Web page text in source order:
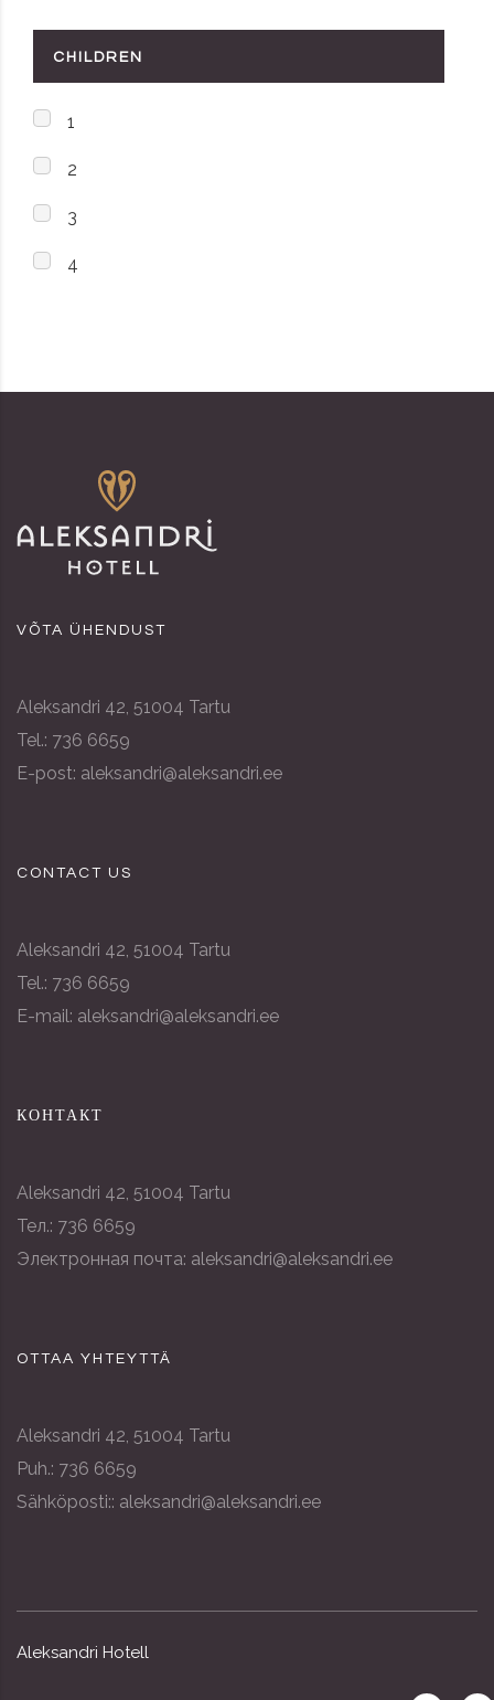
CHILDREN
1
2
3
4
VÕTA ÜHENDUST
Aleksandri 42, 51004 Tartu
Tel.: 736 6659
E-post: aleksandri@aleksandri.ee
CONTACT US
Aleksandri 42, 51004 Tartu
Tel.: 736 6659
E-mail: aleksandri@aleksandri.ee
КОНТАКТ
Aleksandri 42, 51004 Tartu
Тел.: 736 6659
Электронная почта: aleksandri@aleksandri.ee
OTTAA YHTEYTTÄ
Aleksandri 42, 51004 Tartu
Puh.: 736 6659
Sähköposti:: aleksandri@aleksandri.ee
Aleksandri Hotell